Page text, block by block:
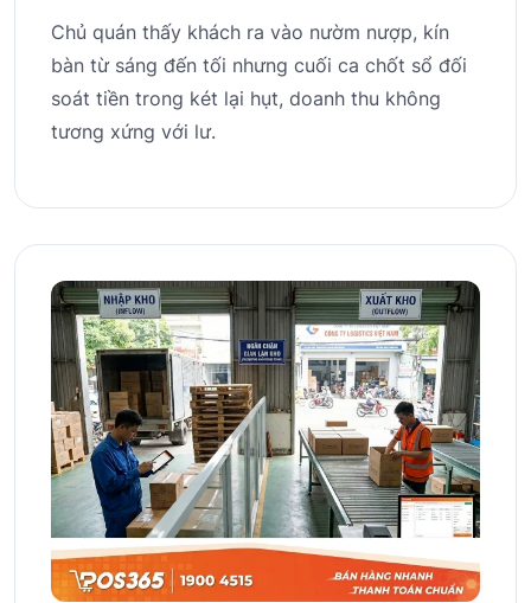
Chủ quán thấy khách ra vào nườm nượp, kín
bàn từ sáng đến tối nhưng cuối ca chốt sổ đối
soát tiền trong két lại hụt, doanh thu không
tương xứng với lư.